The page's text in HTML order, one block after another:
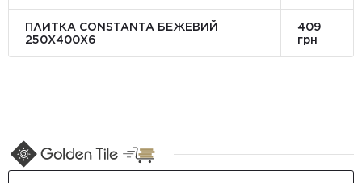
ПЛИТКА CONSTANTA БЕЖЕВИЙ
250Х400X6
409
грн